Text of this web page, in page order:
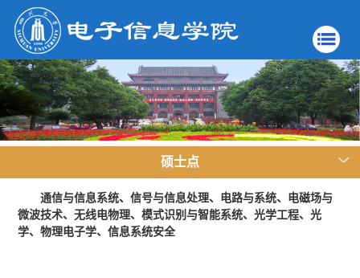
硕士点
通信与信息系统、信号与信息处理、电路与系统、
电磁场与
微波技术、无线电物理、模式识别与智能系统、光学工程、光
学、物理电子学、信息系统安全